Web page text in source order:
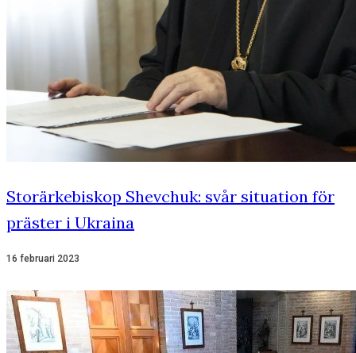
Storärkebiskop Shevchuk: svår situation för
präster i Ukraina
16 februari 2023